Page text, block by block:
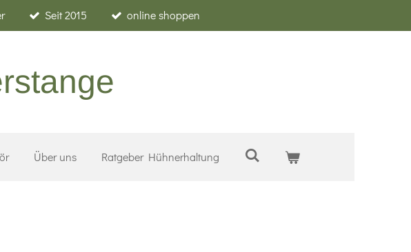
Seit 2015 online shoppen
Über uns Ratgeber Hühnerhaltung